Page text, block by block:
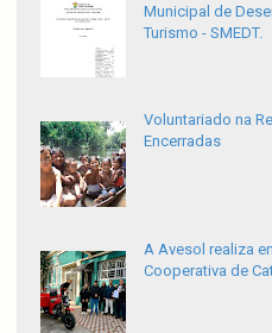
Municipal de
Turismo - SMEDT.
Voluntariado na
Encerradas
A Avesol realiza
Cooperativa de